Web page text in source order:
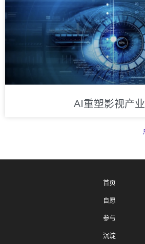
AI重塑影视产业
首页
自愿
参与
沉淀